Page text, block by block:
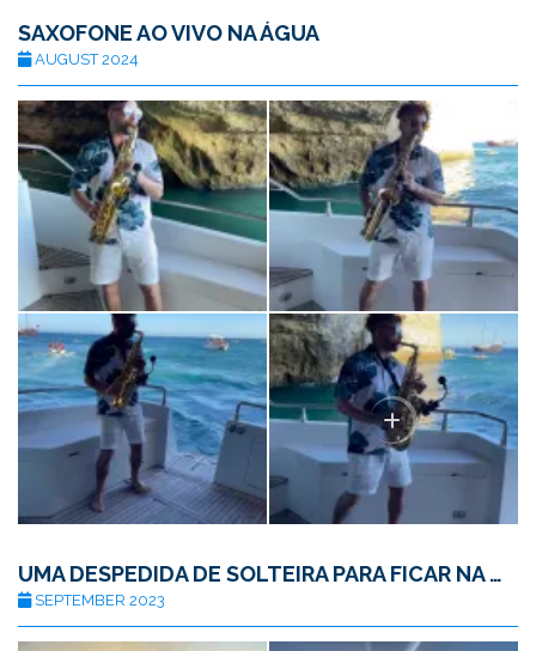
SAXOFONE AO VIVO NA ÁGUA
AUGUST 2024
UMA DESPEDIDA DE SOLTEIRA PARA FICAR NA MEMÓRIA!
SEPTEMBER 2023